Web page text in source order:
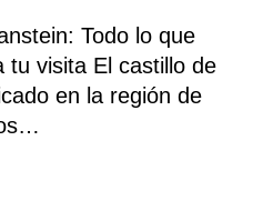
Todo lo que
tu visita El castillo de
en la región de